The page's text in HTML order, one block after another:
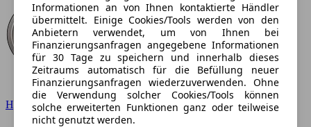
Hyundai
Informationen an von Ihnen kontaktierte Händler
übermittelt. Einige Cookies/Tools werden von den
Anbietern verwendet, um von Ihnen bei
Finanzierungsanfragen angegebene Informationen
für 30 Tage zu speichern und innerhalb dieses
Zeitraums automatisch für die Befüllung neuer
Finanzierungsanfragen wiederzuverwenden. Ohne
die Verwendung solcher Cookies/Tools können
solche erweiterten Funktionen ganz oder teilweise
nicht genutzt werden.